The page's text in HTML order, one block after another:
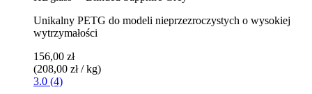
Unikalny PETG do modeli nieprzezroczystych o wysokiej
wytrzymałości
156,00 zł
(208,00 zł / kg)
3.0 (4)